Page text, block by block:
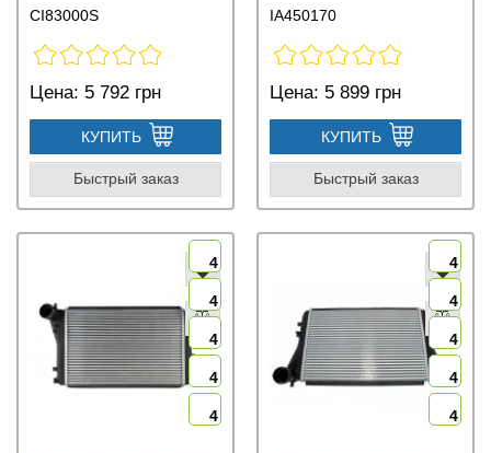
CI83000S
Цена: 5 792 грн
КУПИТЬ
Быстрый заказ
IA450170
Цена: 5 899 грн
КУПИТЬ
Быстрый заказ
4
4
4
4
4
4
4
4
4
4